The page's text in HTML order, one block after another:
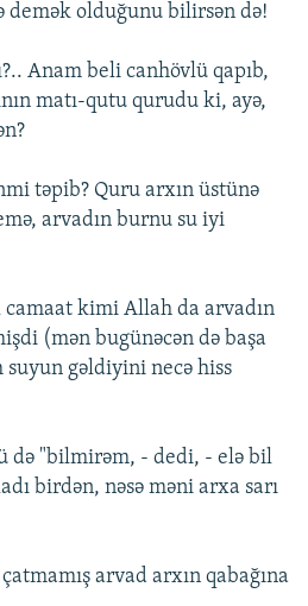
demək olduğunu bilirsən də!
Anam beli canhövlü qapıb,
matı-qutu qurudu ki, ayə,
təpib? Quru arxın üstünə
arvadın burnu su iyi
kimi Allah da arvadın
(mən bugünəcən də başa
gəldiyini necə hiss
də "bilmirəm, - dedi, - elə bil
birdən, nəsə məni arxa sarı
arvad arxın qabağına